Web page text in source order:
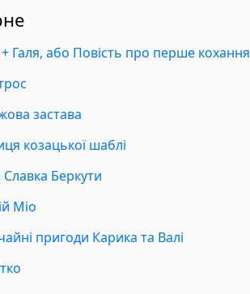
+ Галя, або Повість про перше кохання
застава
козацької шаблі
Беркути
Міо
пригоди Карика та Валі